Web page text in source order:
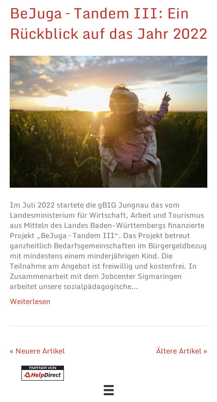
BeJuga – Tandem III: Ein
Rückblick auf das Jahr 2022
Im Juli 2022 startete die gBIG Jungnau das vom
Landesministerium für Wirtschaft, Arbeit und Tourismus
aus Mitteln des Landes Baden-Württembergs finanzierte
Projekt „BeJuga – Tandem III“. Das Projekt betreut
ganzheitlich Bedarfsgemeinschaften im Bürgergeldbezug
mit mindestens einem minderjährigen Kind. Die
Teilnahme am Angebot ist freiwillig und kostenfrei. In
Zusammenarbeit mit dem Jobcenter Sigmaringen
arbeitet unsere sozialpädagogische…
Weiterlesen
« Neuere Artikel Ältere Artikel »